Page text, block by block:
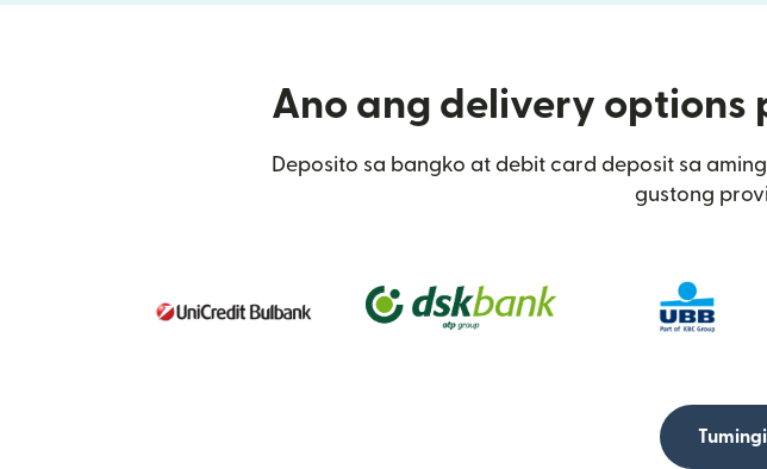
Ano ang delivery options
Deposito sa bangko at debit card deposit sa
gustong